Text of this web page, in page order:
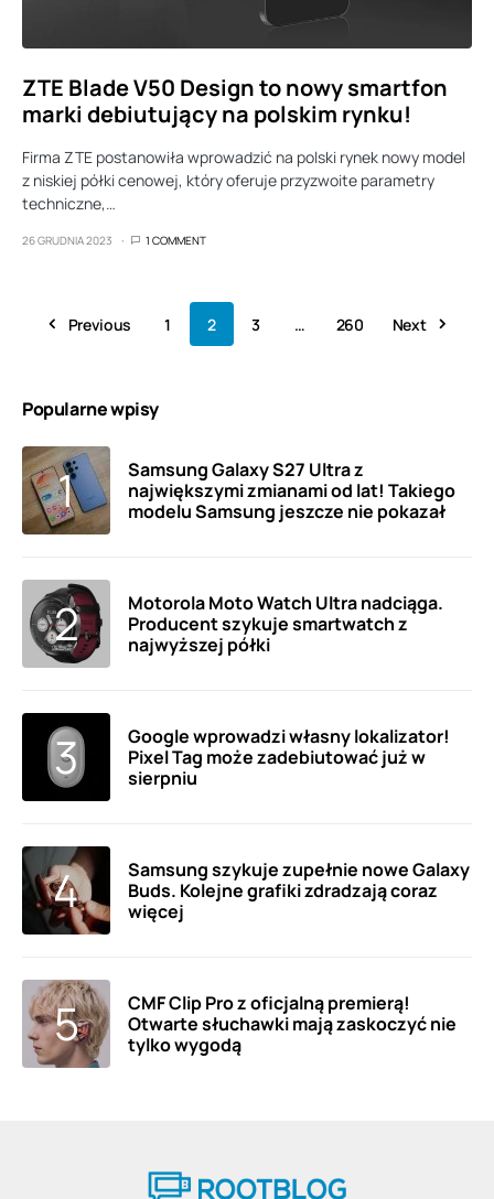
ZTE Blade V50 Design to nowy smartfon
marki debiutujący na polskim rynku!
Firma ZTE postanowiła wprowadzić na polski rynek nowy model
z niskiej półki cenowej, który oferuje przyzwoite parametry
techniczne,…
26 GRUDNIA 2023 1 COMMENT
Previous 1 2 3 … 260 Next
Popularne wpisy
Samsung Galaxy S27 Ultra z
największymi zmianami od lat! Takiego
modelu Samsung jeszcze nie pokazał
Motorola Moto Watch Ultra nadciąga.
Producent szykuje smartwatch z
najwyższej półki
Google wprowadzi własny lokalizator!
Pixel Tag może zadebiutować już w
sierpniu
Samsung szykuje zupełnie nowe Galaxy
Buds. Kolejne grafiki zdradzają coraz
więcej
CMF Clip Pro z oficjalną premierą!
Otwarte słuchawki mają zaskoczyć nie
tylko wygodą